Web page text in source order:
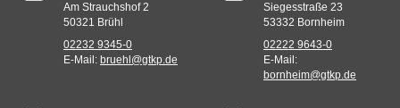
Am Strauchshof 2
50321 Brühl
02232 9345-0
E-Mail: bruehl@gtkp.de
Siegesstraße 23
53332 Bornheim
02222 9643-0
E-Mail:
bornheim@gtkp.de